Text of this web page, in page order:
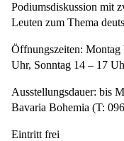
Podiumsdiskussion mit
Leuten zum Thema
Öffnungszeiten: Montag
Uhr, Sonntag 14 – 17
Ausstellungsdauer: bis
Bavaria Bohemia (T:
Eintritt frei